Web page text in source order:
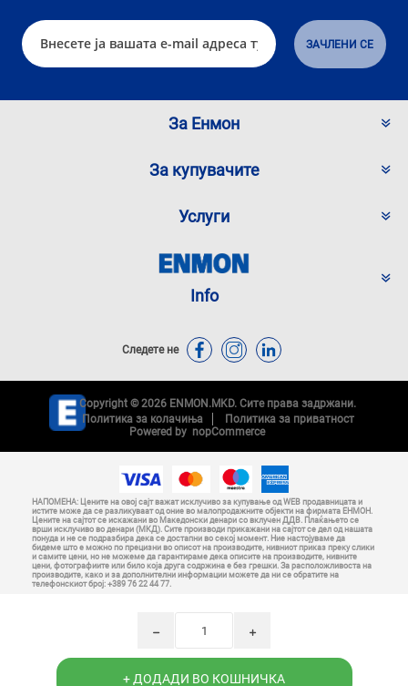
i
h
За Енмон
За купувачите
Услуги
Info
Следете не
Copyright © 2026 ENMON.MKD. Сите права задржани.
Политика за колачиња
Политика за приватност
Powered by nopCommerce
НАПОМЕНА: Цените на овој сајт важат исклучиво за купување од WEB продавницата и
истите може да се разликуваат од оние во малопродажните објекти на фирмата ЕНМОН.
Цените на сајтот се искажани во Македонски денари со вклучен ДДВ. Плаќањето се
врши исклучиво во денари (МКД). Сите производи прикажани на сајтот се дел од нашата
понуда и не се подразбира дека се достапни во секој момент. Ние настојуваме да
бидеме што е можно по прецизни во описот на производите, нивниот приказ преку слики
и самите цени, но не можеме да гарантираме дека описите на производите, нивните
цени, фотографиите или било која друга содржина е без грешки. За расположливоста на
производите, како и за дополнителни информации можете да ни се обратите на
телефонскиот број: +389 76 22 44 77.